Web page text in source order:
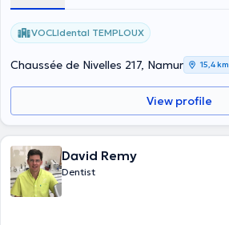
VOCLIdental TEMPLOUX
Chaussée de Nivelles 217, Namur 15,4 km
View profile
David Remy
Dentist